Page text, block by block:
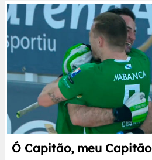
Ó Capitão, meu Capitão